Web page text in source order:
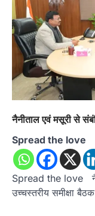
नैनीताल एवं मसूरी से
Spread the love
Spread the love
उच्चस्तरीय समीक्षा